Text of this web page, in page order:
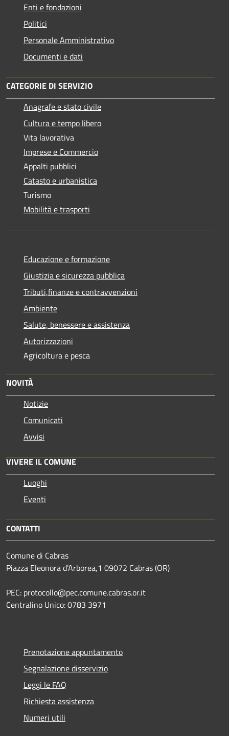
Enti e fondazioni
Politici
Personale Amministrativo
Documenti e dati
CATEGORIE DI SERVIZIO
Anagrafe e stato civile
Cultura e tempo libero
Vita lavorativa
Imprese e Commercio
Appalti pubblici
Catasto e urbanistica
Turismo
Mobilità e trasporti
Educazione e formazione
Giustizia e sicurezza pubblica
Tributi,finanze e contravvenzioni
Ambiente
Salute, benessere e assistenza
Autorizzazioni
Agricoltura e pesca
NOVITÀ
Notizie
Comunicati
Avvisi
VIVERE IL COMUNE
Luoghi
Eventi
CONTATTI
Comune di Cabras
Piazza Eleonora d'Arborea,1 09072 Cabras (OR)
PEC: protocollo@pec.comune.cabras.or.it
Centralino Unico: 0783 3971
Prenotazione appuntamento
Segnalazione disservizio
Leggi le FAQ
Richiesta assistenza
Numeri utili